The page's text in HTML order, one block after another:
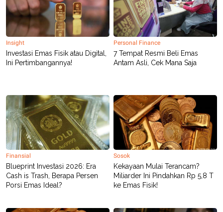
Insight
Investasi Emas Fisik atau Digital,
Ini Pertimbangannya!
Personal Finance
7 Tempat Resmi Beli Emas
Antam Asli, Cek Mana Saja
Finansial
Blueprint Investasi 2026: Era
Cash is Trash, Berapa Persen
Porsi Emas Ideal?
Sosok
Kekayaan Mulai Terancam?
Miliarder Ini Pindahkan Rp 5,8 T
ke Emas Fisik!